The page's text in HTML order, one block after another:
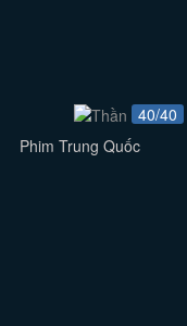
40/40
Phim Trung Quốc